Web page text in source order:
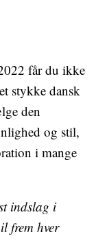
får du ikke
stykke dansk
den
og stil,
i mange
indslag i
frem hver